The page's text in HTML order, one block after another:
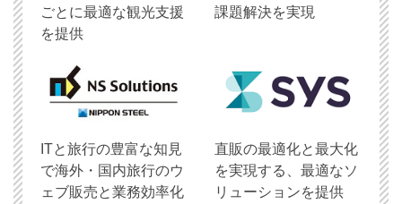
ごとに最適な観光支援
を提供
課題解決を実現
ITと旅行の豊富な知見
で海外・国内旅行のウ
ェブ販売と業務効率化
直販の最適化と最大化
を実現する、最適なソ
リューションを提供